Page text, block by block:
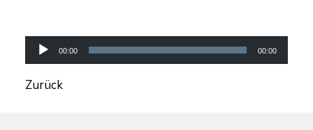
Player
00:00 00:00
Zurück